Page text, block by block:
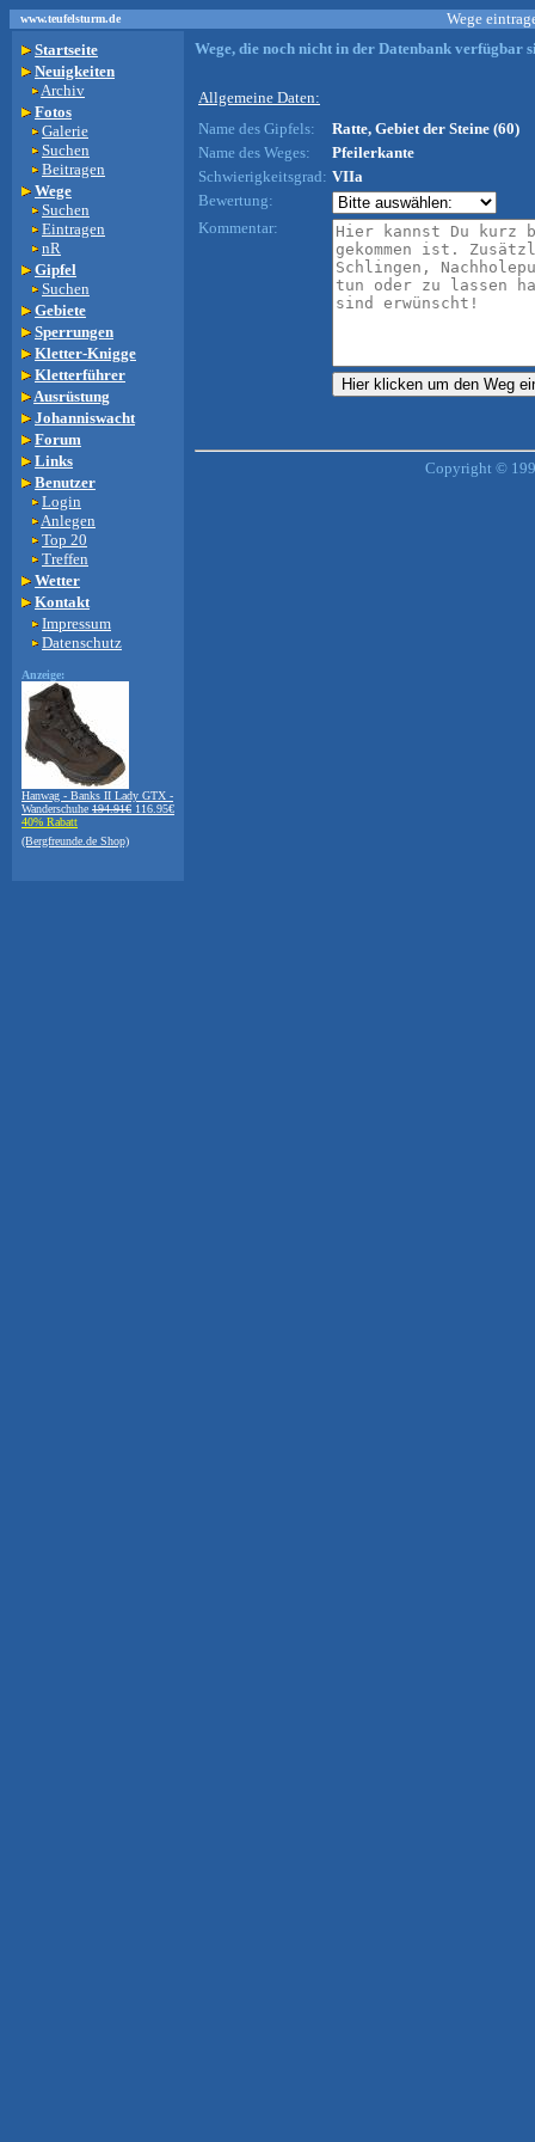
www.teufelsturm.de
Wege
Startseite
Neuigkeiten
Archiv
Fotos
Galerie
Suchen
Beitragen
Wege
Suchen
Eintragen
nR
Gipfel
Suchen
Gebiete
Sperrungen
Kletter-Knigge
Kletterführer
Ausrüstung
Johanniswacht
Forum
Links
Benutzer
Login
Anlegen
Top 20
Treffen
Wetter
Kontakt
Impressum
Datenschutz
Anzeige:
Hanwag - Banks II Lady GTX -
Wanderschuhe 194.91€ 116.95€
40% Rabatt
(Bergfreunde.de Shop)
Wege, die noch nicht in der Datenbank verfügbar
Allgemeine Daten:
Name des Gipfels:
Ratte, Gebiet der Steine (60)
Name des Weges:
Pfeilerkante
Schwierigkeitsgrad: VIIa
Bewertung:
Kommentar:
Copyright ©